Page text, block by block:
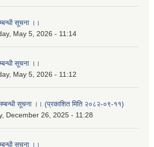
सूचना ।।
May 5, 2026 - 11:14
सूचना ।।
May 5, 2026 - 11:12
सम्बन्धी सूचना ।। (प्रकाशित मिति २०८२-०९-११)
December 26, 2025 - 11:28
सूचना ।।